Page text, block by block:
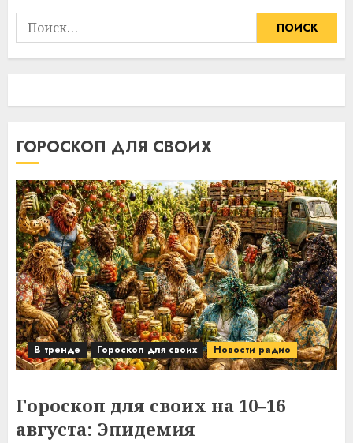
Найти:
ГОРОСКОП ДЛЯ СВОИХ
В тренде Гороскоп для своих Новости радио
Гороскоп для своих на 10–16
августа: Эпидемия